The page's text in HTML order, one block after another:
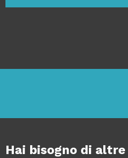
Hai bisogno di